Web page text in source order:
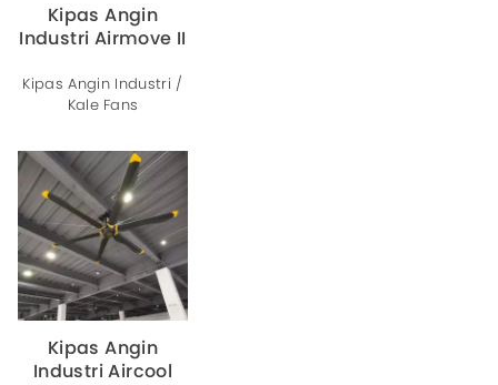
Kipas Angin
Industri Airmove II
Kipas Angin Industri /
Kale Fans
Kipas Angin
Industri Aircool